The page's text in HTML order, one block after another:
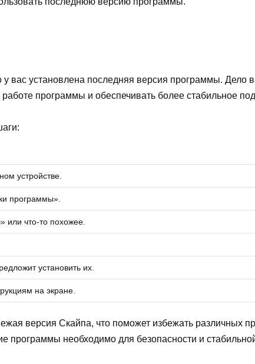
вас установлена последняя версия программы. Дело
программы и обеспечивать более стабильное
устройстве.
программы».
или что-то похожее.
установить их.
на экране.
версия Скайпа, что поможет избежать различных
программы необходимо для безопасности и